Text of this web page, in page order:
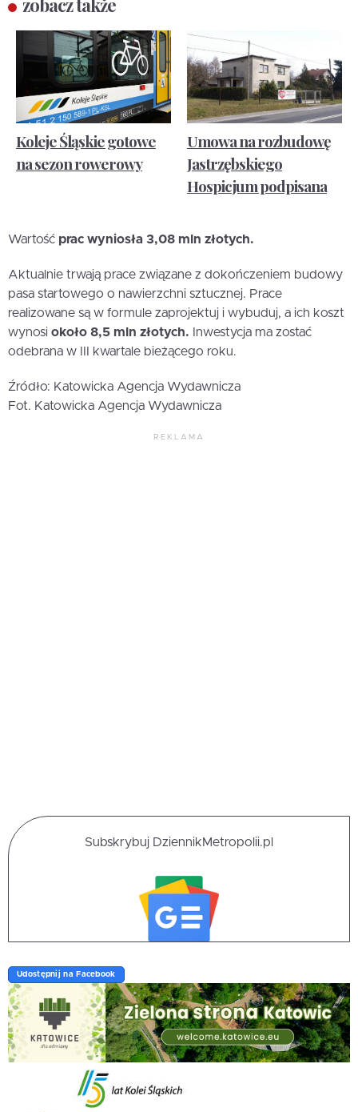
zobacz także
Koleje Śląskie gotowe
na sezon rowerowy
Umowa na rozbudowę
Jastrzębskiego
Hospicjum podpisana
Wartość prac wyniosła 3,08 mln złotych.
Aktualnie trwają prace związane z dokończeniem budowy
pasa startowego o nawierzchni sztucznej. Prace
realizowane są w formule zaprojektuj i wybuduj, a ich koszt
wynosi około 8,5 mln złotych. Inwestycja ma zostać
odebrana w III kwartale bieżącego roku.
Źródło: Katowicka Agencja Wydawnicza
Fot. Katowicka Agencja Wydawnicza
REKLAMA
Subskrybuj DziennikMetropolii.pl
Udostępnij na Facebook